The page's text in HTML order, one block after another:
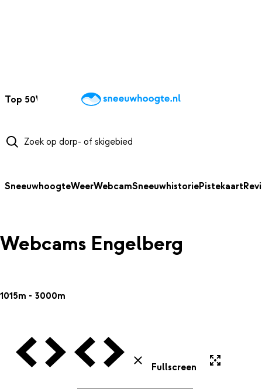
Top 50Webcams WintersportweerKaarten
SneeuwhoogteWeerWebcamSneeuwhistoriePistekaart
Webcams Engelberg
1015m - 3000m
Vorige Webcam
Volgende Webcam
Vorige Webcam
Volgende Webcam
Sluiten
Fullscreen